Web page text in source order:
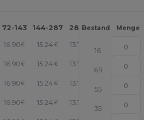
72-143 144-287 288 + Mehr
Bestand Menge
16.90€ 15.24 € 13.71
16
16.90€ 15.24 € 13.71 +
69
16.90€ 15.24 € 13.71
55
16.90€ 15.24 € 13.71
35